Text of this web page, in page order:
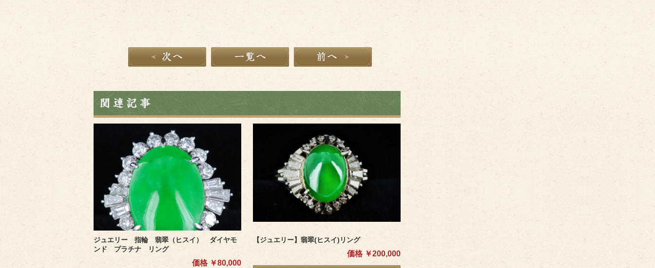
ジュエリー 指輪 翡翠（ヒスイ） ダイヤモ
ンド プラチナ リング
価格 ￥80,000
【ジュエリー】翡翠(ヒスイ)リング
価格 ￥200,000